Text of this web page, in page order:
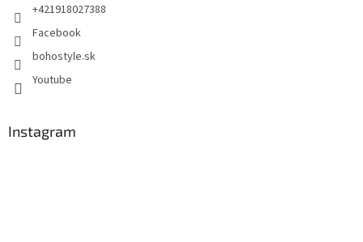
+421918027388
Facebook
bohostyle.sk
Youtube
Instagram